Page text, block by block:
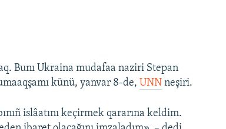
Bunı Ukraina mudafaa naziri Stepan
künü, yanvar 8-de, UNN neşiri.
islâatını keçirmek qararına keldim.